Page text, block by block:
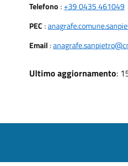
Telefono : +39 0435 461049
PEC :
Email:
Ultimo aggiornamento: